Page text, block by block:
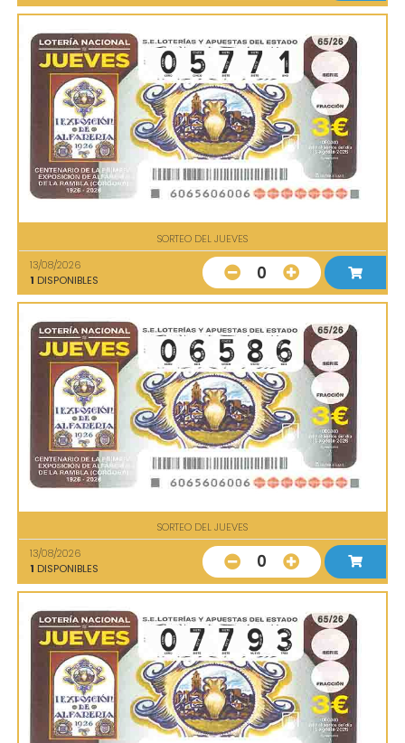
SORTEO DEL JUEVES
13/08/2026
1 DISPONIBLES 0
SORTEO DEL JUEVES
13/08/2026
1 DISPONIBLES 0